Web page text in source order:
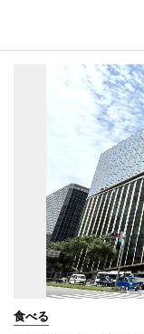
食べる